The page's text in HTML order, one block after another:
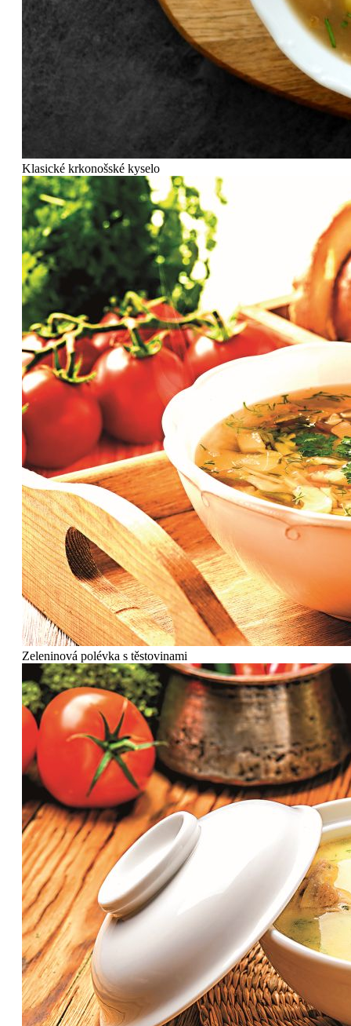
Klasické krkonošské kyselo
Zeleninová polévka s těstovinami